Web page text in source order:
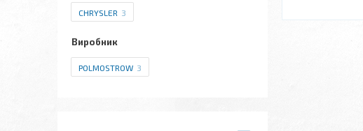
CHRYSLER 3
Виробник
POLMOSTROW 3